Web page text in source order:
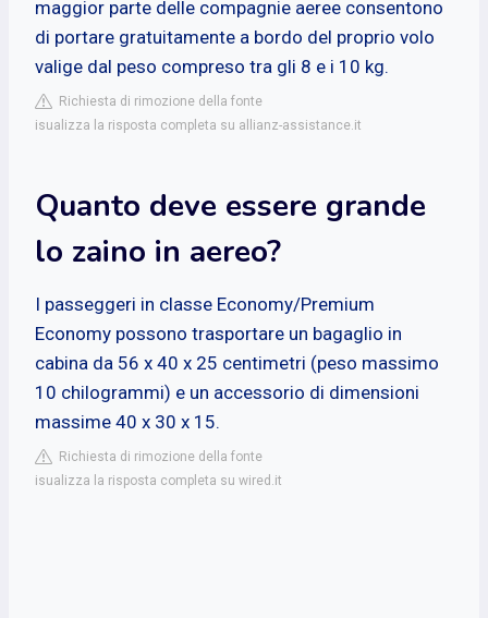
maggior parte delle compagnie aeree consentono
di portare gratuitamente a bordo del proprio volo
valige dal peso compreso tra gli 8 e i 10 kg.
Richiesta di rimozione della fonte
isualizza la risposta completa su allianz-assistance.it
Quanto deve essere grande
lo zaino in aereo?
I passeggeri in classe Economy/Premium
Economy possono trasportare un bagaglio in
cabina da 56 x 40 x 25 centimetri (peso massimo
10 chilogrammi) e un accessorio di dimensioni
massime 40 x 30 x 15.
Richiesta di rimozione della fonte
isualizza la risposta completa su wired.it